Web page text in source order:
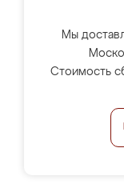
Мы
Стоимость